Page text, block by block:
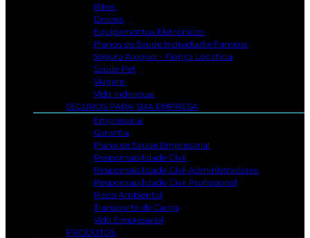
Bikes
Drones
Equipamentos Eletrônicos
Planos de Saúde Individual e Familiar
Seguro Aluguel – Fiança Locatícia
Saúde Pet
Viagem
Vida Individual
SEGUROS PARA SUA EMPRESA
Empresarial
Garantia
Plano de Saúde Empresarial
Responsabilidade Civil
Responsabilidade Civil Administradores
Responsabilidade Civil Profissional
Risco Ambiental
Transporte de Carga
Vida Empresarial
PRODUTOS